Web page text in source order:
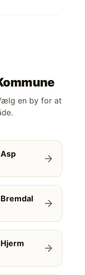
en by for at
arrow_forward
arrow_forward
arrow_forward